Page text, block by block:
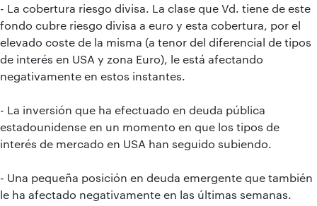
- La cobertura riesgo divisa. La clase que Vd. tiene de este
fondo cubre riesgo divisa a euro y esta cobertura, por el
elevado coste de la misma (a tenor del diferencial de tipos
de interés en USA y zona Euro), le está afectando
negativamente en estos instantes.
- La inversión que ha efectuado en deuda pública
estadounidense en un momento en que los tipos de
interés de mercado en USA han seguido subiendo.
- Una pequeña posición en deuda emergente que también
le ha afectado negativamente en las últimas semanas.